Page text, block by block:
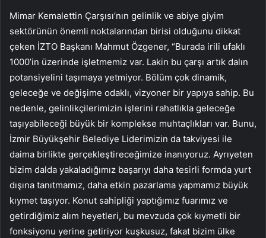
Mimar Kemalettin Çarşısı’nın gelinlik ve abiye giyim
sektörünün önemli noktalarından birisi olduğunu dikkat
çeken İZTO Başkanı Mahmut Özgener, “Burada irili ufaklı
1000’in üzerinde işletmemiz var. Lakin bu çarşı artık dalın
potansiyelini taşımaya yetmiyor. Bölüm çok dinamik,
geleceğe ve değişime odaklı, vizyoner bir yapıya sahip. Bu
nedenle, gelinlikçilerimizin işlerini rahatlıkla geleceğe
taşıyabileceği büyük bir komplekse muhtaçlıkları var. Bunu,
İzmir Büyükşehir Belediye Liderimizin da takviyesi ile
daima birlikte gerçekleştireceğimize inanıyoruz. Ayrıyeten
bizim dalda yakaladığımız başarıyı daha tesirli formda yurt
dışına tanıtmamız, daha etkin pazarlama yapmamız büyük
kıymet taşıyor. Konut sahipliği yaptığımız fuarımız ve
getirdiğimiz alım heyetleri, bu mevzuda çok kıymetli bir
fonksiyonu yerine getiriyor kuşkusuz, fakat bizim ülke